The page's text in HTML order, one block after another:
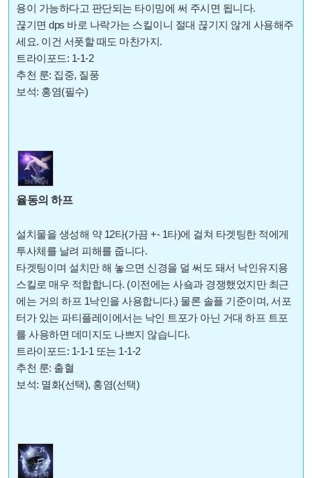
용이 가능하다고 판단되는 타이밍에 써 주시면 됩니다.
끊기면 dps 바로 나락가는 스킬이니 절대 끊기지 않게 사용해주
세요. 이건 서폿할 때도 마찬가지.
트라이포드: 1-1-2
추천 룬: 집중, 질풍
보석: 홍염(필수)
율동의 하프
설치물을 생성해 약 12타(가끔 +- 1타)에 걸쳐 타겟팅한 적에게
투사체를 날려 피해를 줍니다.
타겟팅이며 설치만 해 놓으면 신경을 덜 써도 돼서 낙인유지용
스킬로 매우 적합합니다. (이전에는 사숔과 경쟁했었지만 최근
에는 거의 하프 1낙인을 사용합니다.) 물론 솔플 기준이며, 서포
터가 있는 파티플레이에서는 낙인 트포가 아닌 거대 하프 트포
를 사용하면 데미지도 나쁘지 않습니다.
트라이포드: 1-1-1 또는 1-1-2
추천 룬: 출혈
보석: 멸화(선택), 홍염(선택)